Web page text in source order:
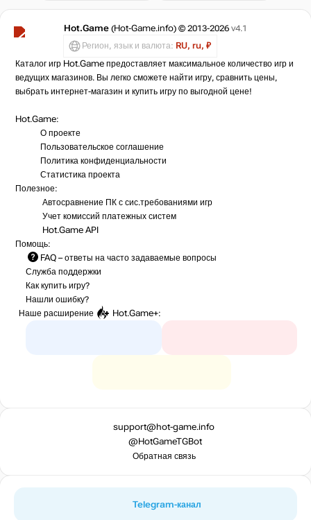
Hot.Game (Hot-Game.info) © 2013-2026 v4.1
Регион, язык и валюта: RU, ru, ₽
Каталог игр Hot.Game предоставляет максимальное количество игр и
ведущих магазинов. Вы легко сможете найти игру, сравнить цены,
выбрать интернет-магазин и купить игру по выгодной цене!
Hot.Game:
О проекте
Пользовательское соглашение
Политика конфиденциальности
Статистика проекта
Полезное:
Автосравнение ПК с сис.требованиями игр
Учет комиссий платежных систем
Hot.Game API
Помощь:
FAQ – ответы на часто задаваемые вопросы
Служба поддержки
Как купить игру?
Нашли ошибку?
Наше расширение
Hot.Game+:
support@hot-game.info
@HotGameTGBot
Обратная связь
Telegram-канал